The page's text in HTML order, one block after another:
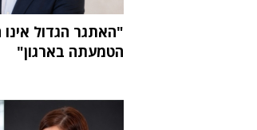
הטמעתה בארגון"